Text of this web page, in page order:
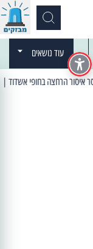
עוד נושאים
| 13:04 14/01/2025 עובדים בלילות: עבודות